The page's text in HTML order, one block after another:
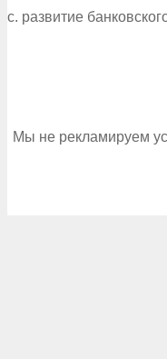
c. развитие
Мы не рекламируем